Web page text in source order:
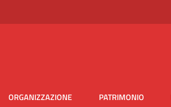
ORGANIZZAZIONE PATRIMONIO